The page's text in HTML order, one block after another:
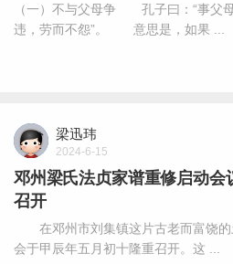
（一）不与父母争 孔子曰：“事父
违，劳而不怨”。 意思是，如果 ...
梁迅玮
2024-6-15
邓州梁氏法贞家谱重修启动会
召开
在邓州市刘集镇这片古老而富饶的
会于甲辰年五月初十隆重召开。这 ...